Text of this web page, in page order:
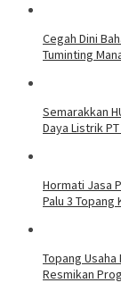
Cegah Dini
Tuminting
Semarakkan
Daya Listrik
Hormati Jasa
Palu 3
Topang Usaha
Resmikan